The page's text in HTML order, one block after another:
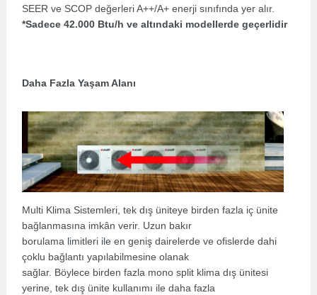
SEER ve SCOP değerleri A++/A+ enerji sınıfında yer alır.
*Sadece 42.000 Btu/h ve altındaki modellerde geçerlidir
Daha Fazla Yaşam Alanı
Multi Klima Sistemleri, tek dış üniteye birden fazla iç ünite
bağlanmasına imkân verir. Uzun bakır
borulama limitleri ile en geniş dairelerde ve ofislerde dahi
çoklu bağlantı yapılabilmesine olanak
sağlar. Böylece birden fazla mono split klima dış ünitesi
yerine, tek dış ünite kullanımı ile daha fazla